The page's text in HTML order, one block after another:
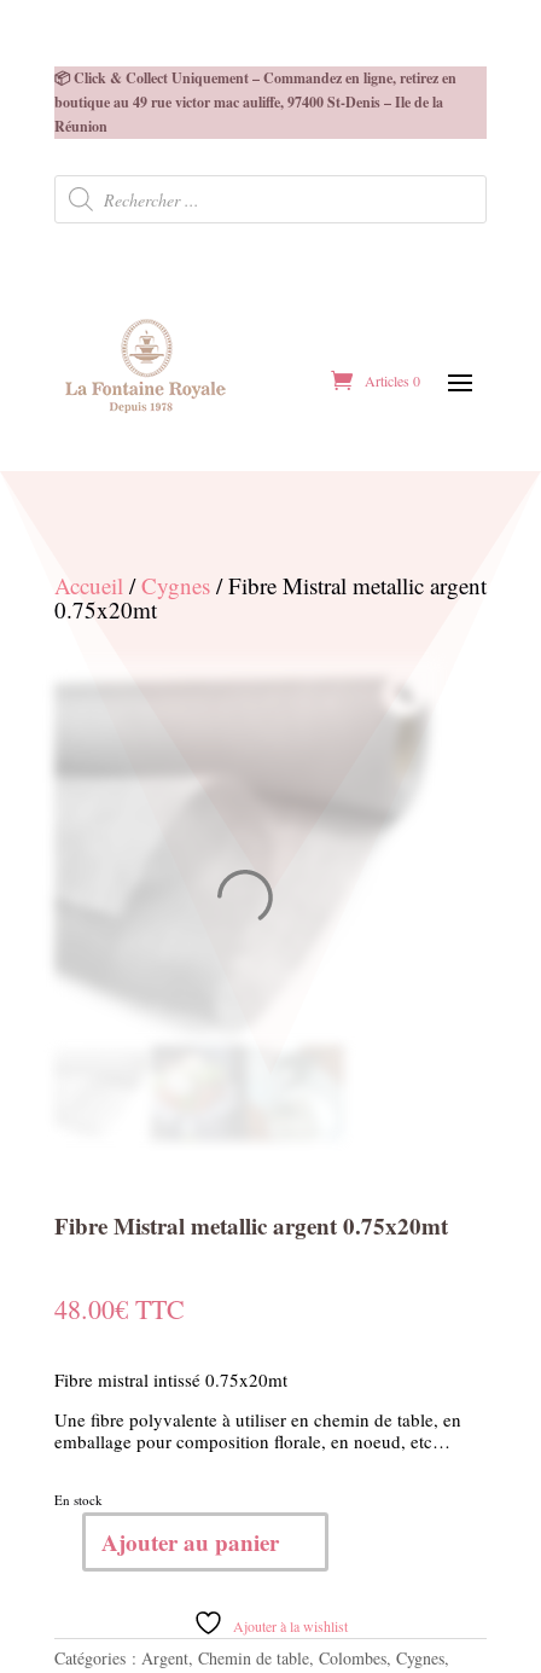
📦 Click & Collect Uniquement – Commandez en ligne, retirez en
boutique au 49 rue victor mac auliffe, 97400 St-Denis – Ile de la
Réunion
Recherche
produits
Articles 0
Accueil/Cygnes/ Fibre Mistral metallic argent
0.75x20mt
Fibre Mistral metallic argent 0.75x20mt
48.00€ TTC
Fibre mistral intissé 0.75x20mt
Une fibre polyvalente à utiliser en chemin de table, en
emballage pour composition florale, en noeud, etc…
En stock
metallic
Ajouter au panier
Ajouter à la wishlist
Catégories : Argent, Chemin de table, Colombes, Cygnes,